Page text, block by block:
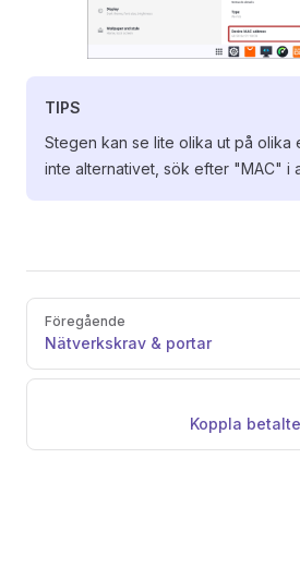
TIPS
Stegen kan se lite olika ut på olika
inte alternativet, sök efter "MAC" i
Pager
Föregående
Nätverkskrav & portar
Koppla